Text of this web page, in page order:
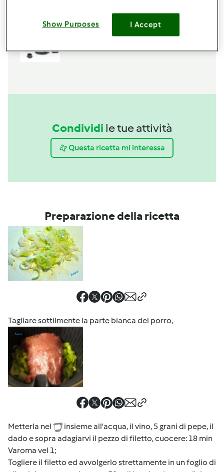
Boccale Completo TM6
Condividi le tue attività
Questa ricetta mi interessa
Preparazione della ricetta
Tagliare sottilmente la parte bianca del porro,
Metterla nel
insieme all'acqua, il vino, 5 grani di pepe, il
dado e sopra adagiarvi il pezzo di filetto, cuocere: 18 min
Varoma vel 1;
Togliere il filetto ed avvolgerlo strettamente in un foglio di
Show Purposes I Accept